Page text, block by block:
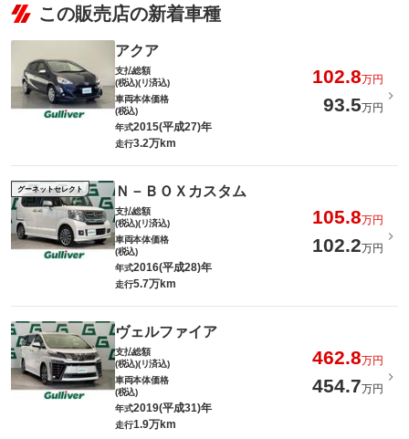
この販売店の新着車種
アクア
支払総額
(税込)(リ済込)
102.8万円
車両本体価格
(税込)
93.5万円
年式2015(平成27)年
走行3.2万km
グーネットセレクト Ｎ－ＢＯＸカスタム
支払総額
(税込)(リ済込)
105.8万円
車両本体価格
(税込)
102.2万円
年式2016(平成28)年
走行5.7万km
ヴェルファイア
支払総額
(税込)(リ済込)
462.8万円
車両本体価格
(税込)
454.7万円
年式2019(平成31)年
走行1.9万km